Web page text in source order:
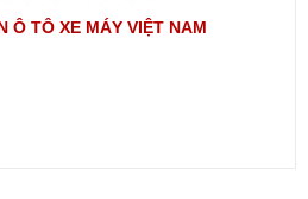
Ô TÔ XE MÁY VIỆT NAM